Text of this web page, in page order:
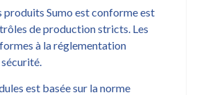
produits Sumo est conforme est
de production stricts. Les
à la réglementation
est basée sur la norme